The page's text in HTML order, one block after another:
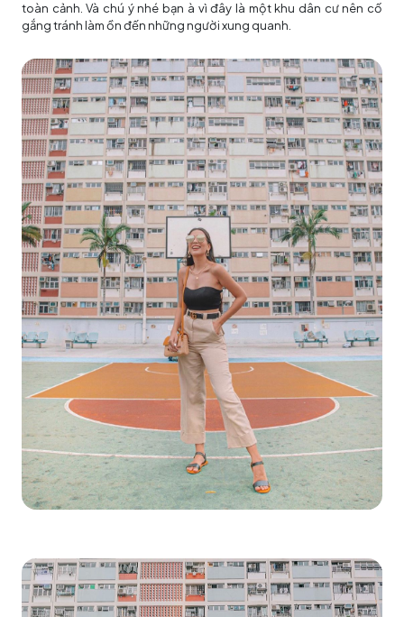
toàn cảnh. Và chú ý nhé bạn à vì đây là một khu dân cư nên cố
gắng tránh làm ồn đến những người xung quanh.